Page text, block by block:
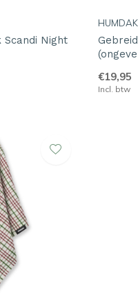
Scandi Night
€19,95
Incl. btw